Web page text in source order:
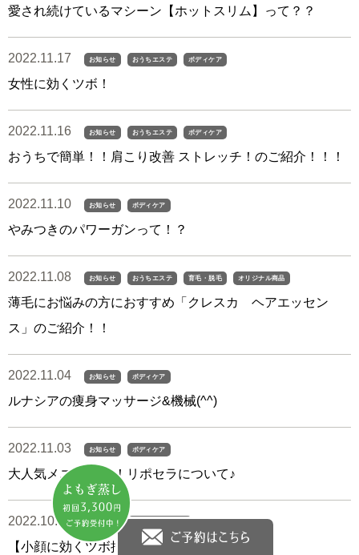
愛され続けているマシーン【ホットスリム】って？？
2022.11.17 お知らせ おうちエステ ボディケア
女性に効くツボ！
2022.11.16 お知らせ おうちエステ ボディケア
おうちで簡単！！肩こり改善 ストレッチ！のご紹介！！！
2022.11.10 お知らせ ボディケア
やみつきのパワーガンって！？
2022.11.08 お知らせ おうちエステ 育毛・脱毛 オリジナル商品
薄毛にお悩みの方におすすめ「クレスカ ヘアエッセン
ス」のご紹介！！
2022.11.04 お知らせ ボディケア
ルナシアの痩身マッサージ&機械(^^)
2022.11.03 お知らせ ボディケア
大人気メニュー ！！リポセラについて♪
2022.10.29 お知らせ
【小顔に効くツボ押し】